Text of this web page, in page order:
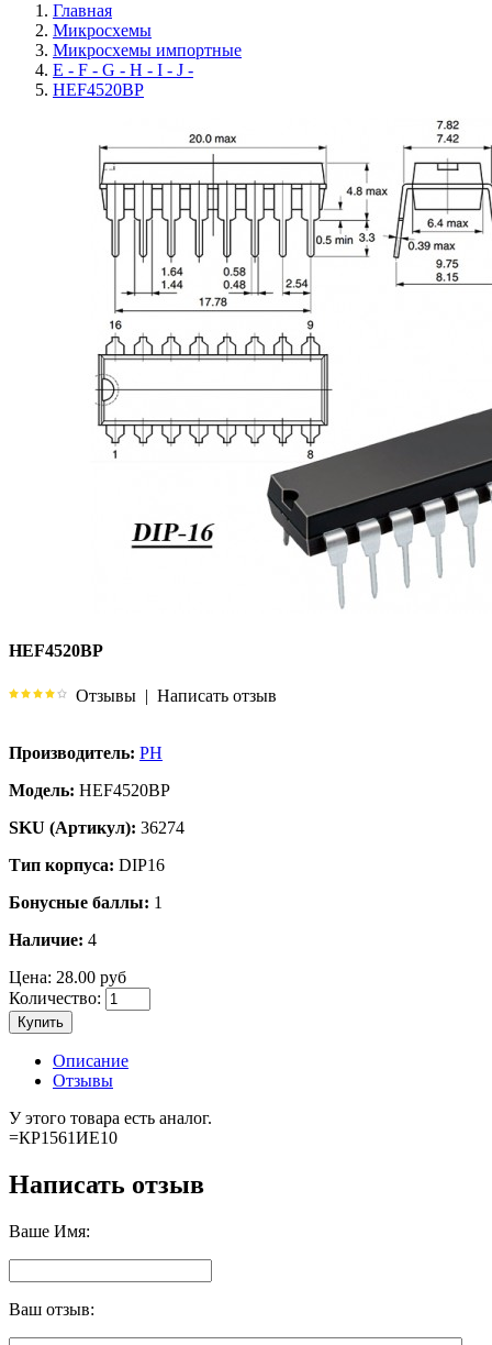
Главная
Микросхемы
Микросхемы импортные
E - F - G - H - I - J -
HEF4520BP
HEF4520BP
Отзывы | Написать отзыв
Производитель: PH
Модель: HEF4520BP
SKU (Артикул): 36274
Тип корпуса: DIP16
Бонусные баллы: 1
Наличие: 4
Цена: 28.00 руб
Количество:
Купить
Описание
Отзывы
У этого товара есть аналог.
=КР1561ИЕ10
Написать отзыв
Ваше Имя:
Ваш отзыв: